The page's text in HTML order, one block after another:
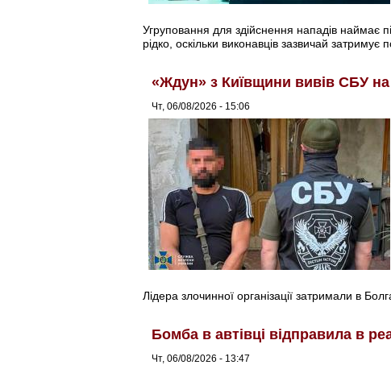
Угруповання для здійснення нападів наймає
рідко, оскільки виконавців зазвичай затримує
«Ждун» з Київщини вивів СБУ
Чт, 06/08/2026 - 15:06
Лідера злочинної організації затримали в
Бомба в автівці відправила в
Чт, 06/08/2026 - 13:47